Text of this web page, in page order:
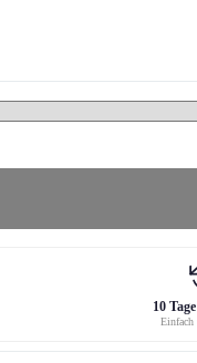
10
Einfach